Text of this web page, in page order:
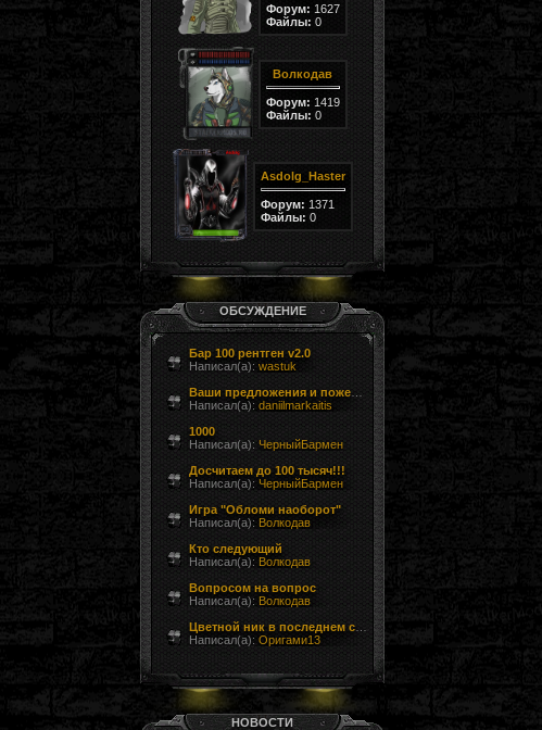
Форум: 1627
Файлы: 0
Волкодав
Форум: 1419
Файлы: 0
Asdolg_Haster
Форум: 1371
Файлы: 0
ОБСУЖДЕНИЕ
Бар 100 рентген v2.0
Написал(а): wastuk
Написал(а): daniilmarkaitis
1000
Написал(а): ЧерныйБармен
Досчитаем до 100 тысяч!!!
Написал(а): ЧерныйБармен
Игра "Обломи наоборот"
Написал(а): Волкодав
Кто следующий
Написал(а): Волкодав
Вопросом на вопрос
Написал(а): Волкодав
Написал(а): Оригами13
НОВОСТИ